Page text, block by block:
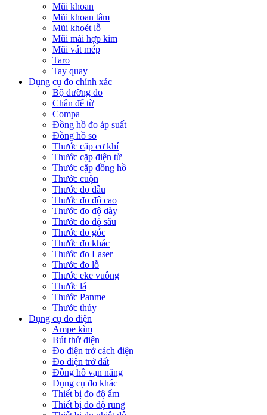
Mũi khoan
Mũi khoan tâm
Mũi khoét lỗ
Mũi mài hợp kim
Mũi vát mép
Taro
Tay quay
Dụng cụ đo chính xác
Bộ dưỡng đo
Chân đế từ
Compa
Đồng hồ đo áp suất
Đồng hồ so
Thước cặp cơ khí
Thước cặp điện tử
Thước cặp đồng hồ
Thước cuộn
Thước đo dầu
Thước đo độ cao
Thước đo độ dày
Thước đo độ sâu
Thước đo góc
Thước đo khác
Thước đo Laser
Thước đo lỗ
Thước eke vuông
Thước lá
Thước Panme
Thước thủy
Dụng cụ đo điện
Ampe kìm
Bút thử điện
Đo điện trở cách điện
Đo điện trở đất
Đồng hồ vạn năng
Dụng cụ đo khác
Thiết bị đo độ ẩm
Thiết bị đo độ rung